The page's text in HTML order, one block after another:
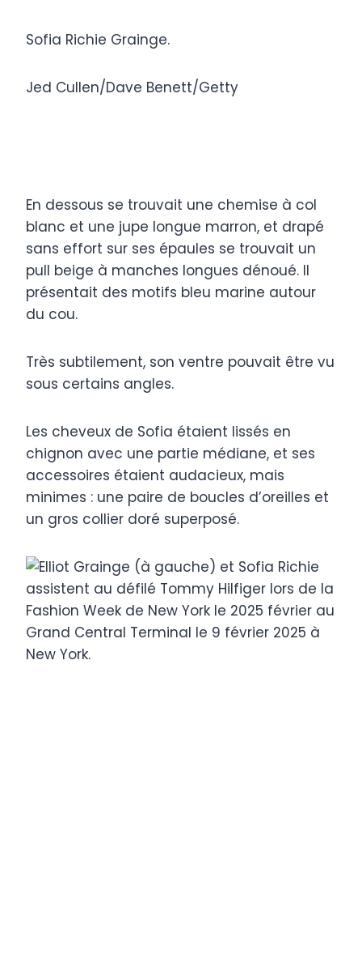
Sofia Richie Grainge.
Jed Cullen/Dave Benett/Getty
En dessous se trouvait une chemise à col
blanc et une jupe longue marron, et drapé
sans effort sur ses épaules se trouvait un
pull beige à manches longues dénoué. Il
présentait des motifs bleu marine autour
du cou.
Très subtilement, son ventre pouvait être vu
sous certains angles.
Les cheveux de Sofia étaient lissés en
chignon avec une partie médiane, et ses
accessoires étaient audacieux, mais
minimes : une paire de boucles d’oreilles et
un gros collier doré superposé.